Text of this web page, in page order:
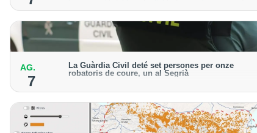
2026-27
AG.
7
La Guàrdia Civil deté set persones per onze
robatoris de coure, un al Segrià
d'Aragó i Catalunya i en plantes fotovoltaiques de
Castella-la Manxa